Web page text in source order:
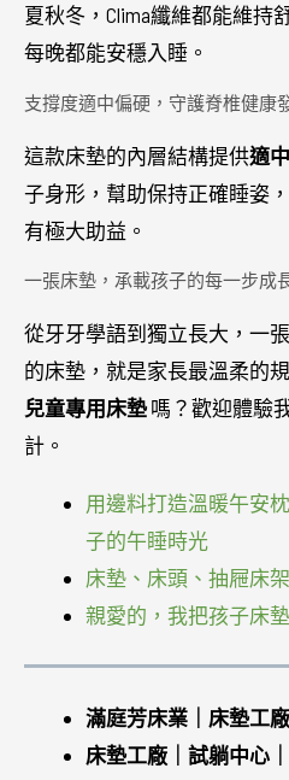
夏秋冬，Clima纖維都能維持
每晚都能安穩入睡。
支撐度適中偏硬，守護脊椎健康
這款床墊的內層結構提供適
子身形，幫助保持正確睡姿
有極大助益。
一張床墊，承載孩子的每一步成
從牙牙學語到獨立長大，一
的床墊，就是家長最溫柔的
兒童專用床墊 嗎？歡迎體驗
計。
用邊料打造溫暖午安
子的午睡時光
床墊、床頭、抽屜床
親愛的，我把孩子床
滿庭芳床業｜床墊工廠
床墊工廠｜試躺中心